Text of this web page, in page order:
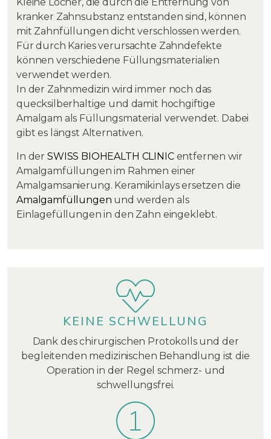
kranker Zahnsubstanz entstanden sind, können
mit Zahnfüllungen dicht verschlossen werden.
Für durch Karies verursachte Zahndefekte
können verschiedene Füllungsmaterialien
verwendet werden.
In der Zahnmedizin wird immer noch das
quecksilberhaltige und damit hochgiftige
Amalgam als Füllungsmaterial verwendet. Dabei
gibt es längst Alternativen.
In der SWISS BIOHEALTH CLINICentfernen wir
Amalgamfüllungen im Rahmen einer
Amalgamsanierung. Keramikinlays ersetzen die
Amalgamfüllungen und werden als
Einlagefüllungen in den Zahn eingeklebt.
KEINE SCHWELLUNG
Dank des chirurgischen Protokolls und der
begleitenden medizinischen Behandlung ist die
Operation in der Regel schmerz- und
schwellungsfrei.